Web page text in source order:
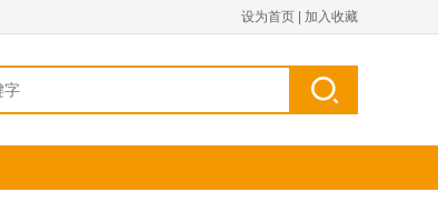
设为首页 加入收藏